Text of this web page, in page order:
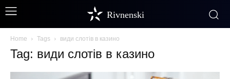
Rivnenski
Home Tags види слотів в казино
Tag: види слотів в казино